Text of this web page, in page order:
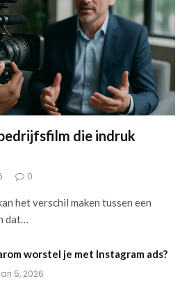
die indruk
0
het verschil maken tussen een
dat…
worstel je met Instagram ads?
5, 2026